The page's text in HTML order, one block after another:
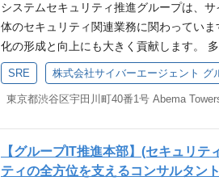
ある方 課題発見から改善提案まで自発的
方 業務の設計段階から主体的に関わり、
く明るいコミュニケーションが取れる方
きる方 【選考プロセス】 ・面接回数：2
施します 中途入社者の声 メーカーや専門
ある方が活躍中！ https://
た。事業拡大の一助になるメンバーを募
テールメディア事業の成長と発展に向け
ト』設立を合意 https://
ェクト管理 セキュリティの技術コンサル
クト支援 などを対応いただきます。 ポジ
ントグループの事業成長に直接寄与でき
プロダクトはグループ内の広範囲に影響を
います。 セキュリティ分野で新たな挑戦
を推進できる方にとって、このポジショ
このポジションは技術面だけでなく、組
と向上にも大きく影響します。 理想を追
持ち、チームワークを重視する方には、大
システムセキュリティ推進グループは、
体のセキュリティ関連業務に関わってい
化の形成と向上にも大きく貢献します。
会があり、新規事業や子会社立ち上げに携
なビジネス環境での経験を積むことが可能
ョンは、サイバーエージェントグループ
能なインフラ運用を支え、各ビジネスセ
応じた継続的な改善と仕組みづくりを推
は、 セキュリティを考慮したインフラの
SRE
東京都渋谷区宇田川町40番1号 Abema
【グループIT推進本部】(セキュリテ
ティの全方位を支えるコンサルタン